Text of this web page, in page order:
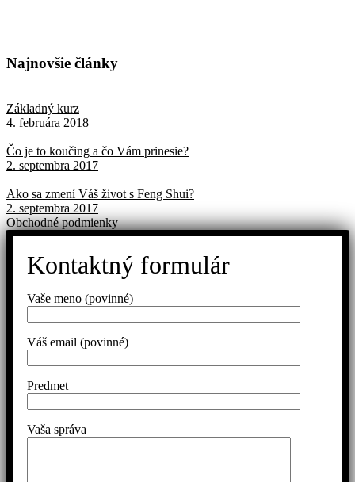
Najnovšie články
Základný kurz
4. februára 2018
Čo je to koučing a čo Vám prinesie?
2. septembra 2017
Ako sa zmení Váš život s Feng Shui?
2. septembra 2017
Obchodné podmienky
Kontaktný formulár
Vaše meno (povinné)
Váš email (povinné)
Predmet
Vaša správa